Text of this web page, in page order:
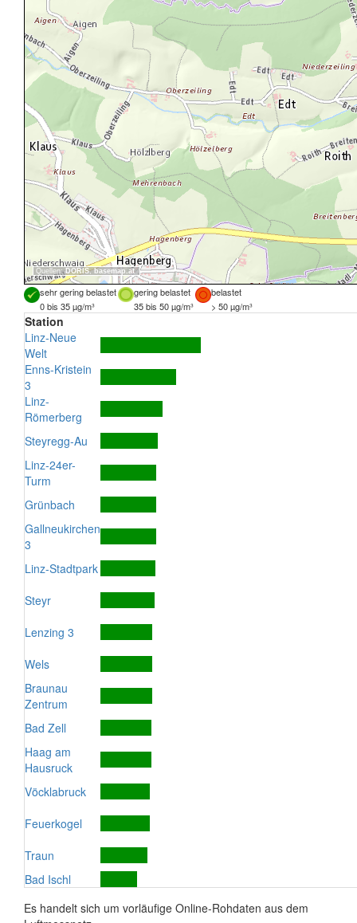
Quellen: DORIS,basemap.at
sehr gering belastet gering belastet
belastet
0 bis 35 µg/m³
35 bis 50 µg/m³ > 50 µg/m³
Station
Linz-Neue
Welt
Enns-Kristein
3
Linz-
Römerberg
Steyregg-Au
Linz-24er-
Turm
Grünbach
Gallneukirchen
3
Linz-Stadtpark
Steyr
Lenzing 3
Wels
Braunau
Zentrum
Bad Zell
Haag am
Hausruck
Vöcklabruck
Feuerkogel
Traun
Bad Ischl
Es handelt sich um vorläufige Online-Rohdaten aus dem